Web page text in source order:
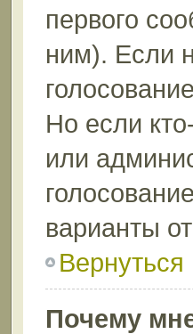
первого
ним). Если
Но если
или
варианты
Вернуться
Почему